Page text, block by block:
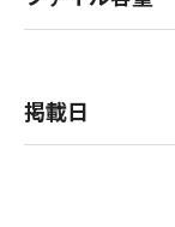
のとします。
定は、本契
掲載日